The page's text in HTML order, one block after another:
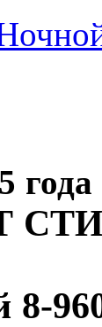
8-